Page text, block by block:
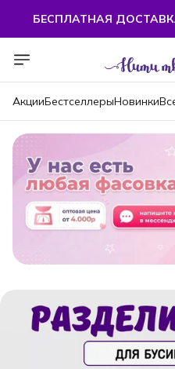
БЕСПЛАТНАЯ ДОСТАВКА
БЕСПЛАТНАЯ
АкцииБестселлерыНовинки